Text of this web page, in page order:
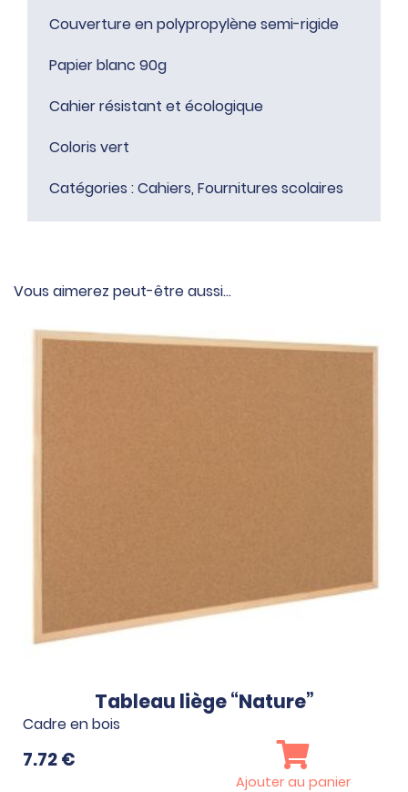
Couverture en polypropylène semi-rigide
Papier blanc 90g
Cahier résistant et écologique
Coloris vert
Catégories :Cahiers, Fournitures scolaires
Vous aimerez peut-être aussi…
Tableau liège “Nature”
Cadre en bois
7.72€
Ajouter au panier